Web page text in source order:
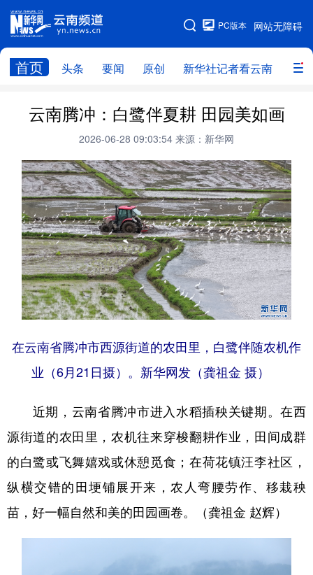
网站无障碍
PC版本
首页 头条 要闻 原创 新华社记者看云南 政务
网站地图
头条 云南要闻 本网原创
新华社记者看云南 政务
廉政 云南省领导报道集 旅游
教育
州市
社会
图片
经济 服务 云南故事
云南青年说 趣看文物
云南腾冲：白鹭伴夏耕 田园美如画
2026-06-28 09:03:54 来源：新华网
在云南省腾冲市西源街道的农田里，白鹭伴随农机作
业（6月21日摄）。新华网发（龚祖金 摄）
近期，云南省腾冲市进入水稻插秧关键期。在西
源街道的农田里，农机往来穿梭翻耕作业，田间成群
的白鹭或飞舞嬉戏或休憩觅食；在荷花镇汪李社区，
纵横交错的田埂铺展开来，农人弯腰劳作、移栽秧
苗，好一幅自然和美的田园画卷。（龚祖金 赵辉）